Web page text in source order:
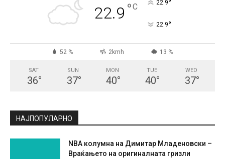
22.9 °C 22.9°
22.9°
52 % 2kmh 13 %
SAT
36°
SUN
37°
MON
40°
TUE
40°
WED
37°
НАЈПОПУЛАРНО
NBA колумна на Димитар Младеновски –
Враќањето на оригиналната гризли